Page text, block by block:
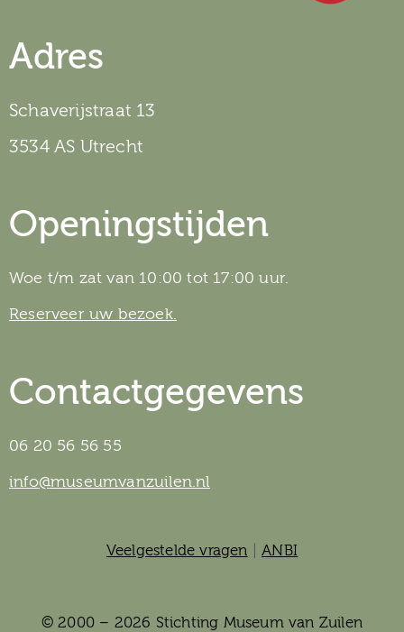
Adres
Schaverijstraat 13
3534 AS Utrecht
Openingstijden
Woe t/m zat van 10:00 tot 17:00 uur.
Reserveer uw bezoek.
Contactgegevens
06 20 56 56 55
info@museumvanzuilen.nl
Veelgestelde vragen |ANBI
© 2000 – 2026 Stichting Museum van Zuilen